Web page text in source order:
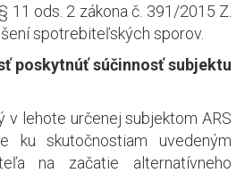
11 ods. 2 zákona č. 391/2015 Z.
spotrebiteľských sporov.
poskytnúť súčinnosť subjektu
v lehote určenej subjektom ARS
ku skutočnostiam uvedeným
na začatie alternatívneho